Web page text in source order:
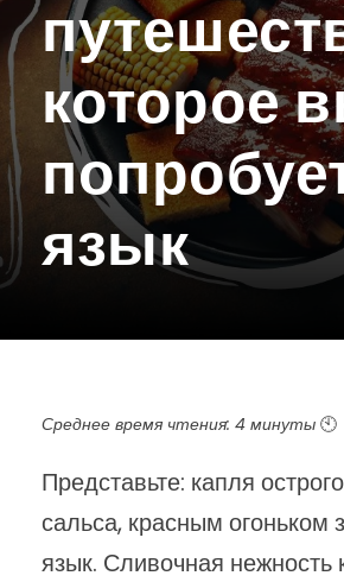
которое
язык
Среднее время чтения: 4 минуты 🕙
Представьте: капля
сальса, красным огоньком
язык. Сливочная нежность